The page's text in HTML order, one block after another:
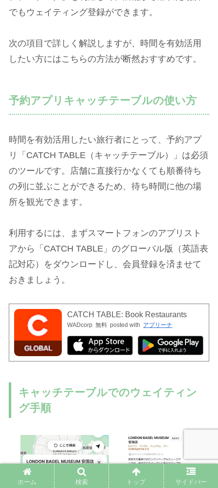
でもウェイティング登録ができます。
次の項目で詳しく解説しますが、時間を有効活用
したい方にはこちらの方法が断然おすすめです。
予約アプリキャッチテーブルの使い方
時間を有効活用したい旅行者にとって、予約アプ
リ「CATCH TABLE（キャッチテーブル）」は必須
のツールです。店舗に直接行かなくても順番待ち
の列に並ぶことができるため、待ち時間に他の場
所を観光できます。
利用するには、まずスマートフォンのアプリスト
アから「CATCH TABLE」のグローバル版（英語表
記対応）をダウンロードし、会員登録を済ませて
おきましょう。
CATCH TABLE: Book Restaurants
WADcorp 無料 posted with アプリーチ
キャッチテーブルでのウェイティン
グ手順
ホーム 検索 トップ サイドバー